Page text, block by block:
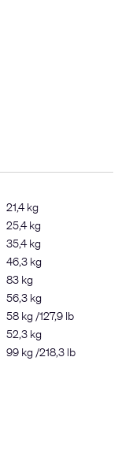
21,4 kg
25,4 kg
35,4 kg
46,3 kg
83 kg
56,3 kg
58 kg /127,9 lb
52,3 kg
99 kg /218,3 lb